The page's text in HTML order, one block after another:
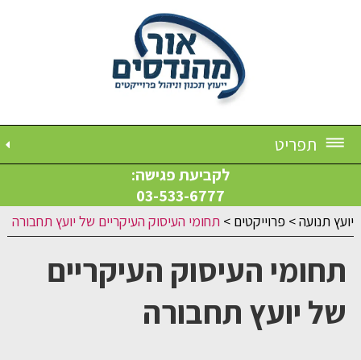
תפריט
לקביעת פגישה:
03-533-6777
יועץ תנועה> פרוייקטים > תחומי העיסוק העיקריים של יועץ תחבורה
תחומי העיסוק העיקריים
של יועץ תחבורה